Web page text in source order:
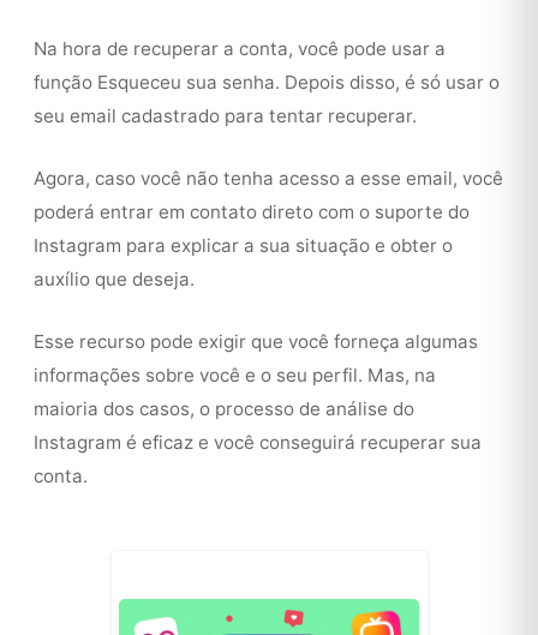
Na hora de recuperar a conta, você pode usar a
função Esqueceu sua senha. Depois disso, é só usar o
seu email cadastrado para tentar recuperar.
Agora, caso você não tenha acesso a esse email, você
poderá entrar em contato direto com o suporte do
Instagram para explicar a sua situação e obter o
auxílio que deseja.
Esse recurso pode exigir que você forneça algumas
informações sobre você e o seu perfil. Mas, na
maioria dos casos, o processo de análise do
Instagram é eficaz e você conseguirá recuperar sua
conta.